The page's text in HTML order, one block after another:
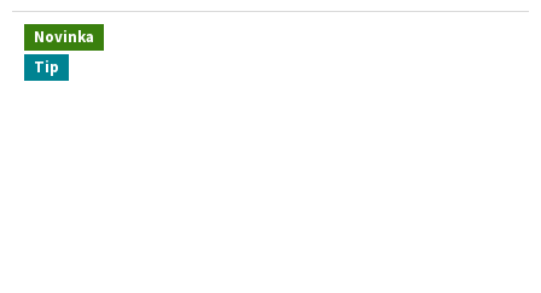
Novinka
Tip